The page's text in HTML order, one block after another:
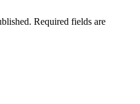
Required fields are